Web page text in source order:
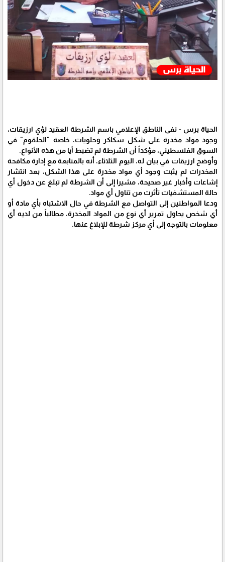
الحياة برس - نفى الناطق الإعلامي باسم الشرطة العقيد لؤي ارزيقات،
وجود مواد مخدرة على شكل سكاكر وحلويات، خاصة "الحلقوم" في
السوق الفلسطيني، مؤكداً أن الشرطة لم تضبط أيا من هذه الأنواع.
وأوضح ارزيقات في بيان له، اليوم الثلاثاء، أنه بالمتابعة مع إدارة مكافحة
المخدرات لم يثبت وجود أي مواد مخدرة على هذا الشكل، بعد انتشار
إشاعات وأخبار غير صحيحة، مشيرا إلى أن الشرطة لم تبلغ عن دخول أي
حالة المستشفيات تأثرت من تناول أي مواد.
ودعا المواطنين إلى التواصل مع الشرطة في حال الاشتباه بأي مادة أو
أي شخص يحاول تمرير أي نوع من المواد المخدرة، مطالباً من لديه أي
معلومات بالتوجه إلى أي مركز شرطة للإبلاغ عنها.